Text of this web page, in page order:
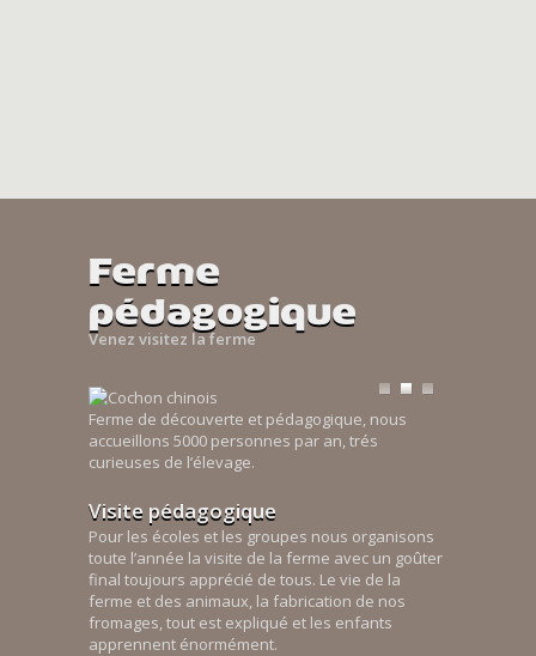
Ferme
pédagogique
Venez visitez la ferme
Ferme de découverte et pédagogique, nous
accueillons 5000 personnes par an, trés
curieuses de l’élevage.
Visite pédagogique
Pour les écoles et les groupes nous organisons
toute l’année la visite de la ferme avec un goûter
final toujours apprécié de tous. Le vie de la
ferme et des animaux, la fabrication de nos
fromages, tout est expliqué et les enfants
apprennent énormément.